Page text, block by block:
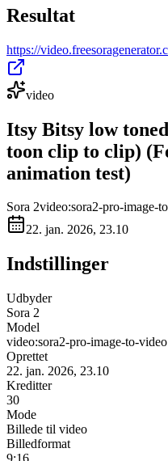
Resultat
https://
video
Itsy Bitsy low
toon clip to clip)
animation test)
Sora 2video:sora2-pro-image-
22. jan. 2026, 23.10
Indstillinger
Udbyder
Sora 2
Model
video:sora2-pro-image-to-video
Oprettet
22. jan. 2026, 23.10
Kreditter
30
Mode
Billede til video
Billedformat